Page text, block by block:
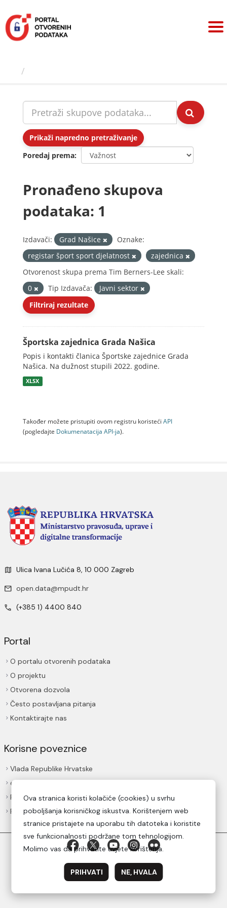
sadržaj
Prikaži napredno pretraživanje
Poredaj prema
Pronađeno skupova
podataka: 1
Izdavači: Grad Našice
Oznake:
registar šport sport djelatnost
zajednica
Otvorenost skupa prema Tim Berners-Lee skali:
0
Tip Izdavača:
Javni sektor
Filtriraj rezultate
Športska zajednica Grada Našica
Popis i kontakti članica Športske zajednice Grada
Našica. Na dužnost stupili 2022. godine.
XLSX
Također možete pristupiti ovom registru koristeći API
(pogledajte Dokumenаtаcijа API-jа).